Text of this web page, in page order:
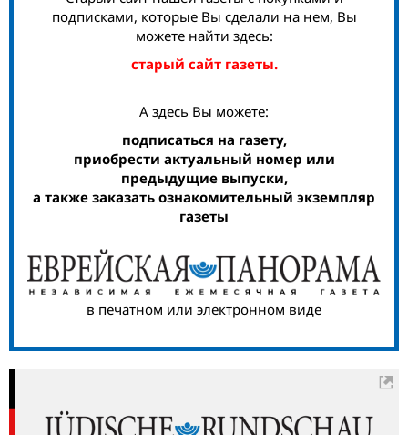
подписками, которые Вы сделали на нем, Вы
можете найти здесь:
старый сайт газеты.
А здесь Вы можете:
подписаться на газету,
приобрести актуальный номер или
предыдущие выпуски,
а также заказать ознакомительный экземпляр
газеты
в печатном или электронном виде